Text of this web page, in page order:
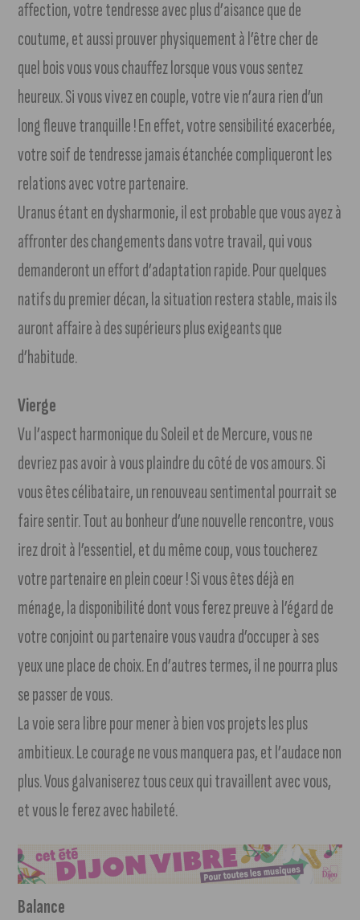
affection, votre tendresse avec plus d’aisance que de
coutume, et aussi prouver physiquement à l’être cher de
quel bois vous vous chauffez lorsque vous vous sentez
heureux. Si vous vivez en couple, votre vie n’aura rien d’un
long fleuve tranquille ! En effet, votre sensibilité exacerbée,
votre soif de tendresse jamais étanchée compliqueront les
relations avec votre partenaire.
Uranus étant en dysharmonie, il est probable que vous ayez à
affronter des changements dans votre travail, qui vous
demanderont un effort d’adaptation rapide. Pour quelques
natifs du premier décan, la situation restera stable, mais ils
auront affaire à des supérieurs plus exigeants que
d’habitude.
Vierge
Vu l’aspect harmonique du Soleil et de Mercure, vous ne
devriez pas avoir à vous plaindre du côté de vos amours. Si
vous êtes célibataire, un renouveau sentimental pourrait se
faire sentir. Tout au bonheur d’une nouvelle rencontre, vous
irez droit à l’essentiel, et du même coup, vous toucherez
votre partenaire en plein coeur ! Si vous êtes déjà en
ménage, la disponibilité dont vous ferez preuve à l’égard de
votre conjoint ou partenaire vous vaudra d’occuper à ses
yeux une place de choix. En d’autres termes, il ne pourra plus
se passer de vous.
La voie sera libre pour mener à bien vos projets les plus
ambitieux. Le courage ne vous manquera pas, et l’audace non
plus. Vous galvaniserez tous ceux qui travaillent avec vous,
et vous le ferez avec habileté.
Balance